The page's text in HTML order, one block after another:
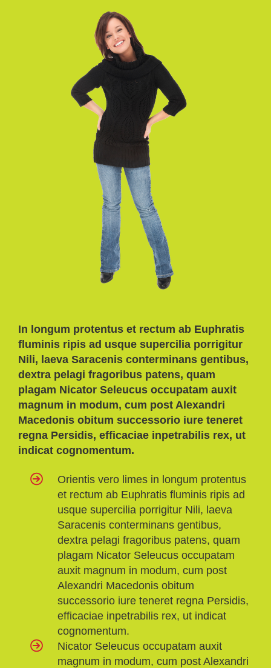
In longum protentus et rectum ab Euphratis
fluminis ripis ad usque supercilia porrigitur
Nili, laeva Saracenis conterminans gentibus,
dextra pelagi fragoribus patens, quam
plagam Nicator Seleucus occupatam auxit
magnum in modum, cum post Alexandri
Macedonis obitum successorio iure teneret
regna Persidis, efficaciae inpetrabilis rex, ut
indicat cognomentum.
Orientis vero limes in longum protentus
et rectum ab Euphratis fluminis ripis ad
usque supercilia porrigitur Nili, laeva
Saracenis conterminans gentibus,
dextra pelagi fragoribus patens, quam
plagam Nicator Seleucus occupatam
auxit magnum in modum, cum post
Alexandri Macedonis obitum
successorio iure teneret regna Persidis,
efficaciae inpetrabilis rex, ut indicat
cognomentum.
Nicator Seleucus occupatam auxit
magnum in modum, cum post Alexandri